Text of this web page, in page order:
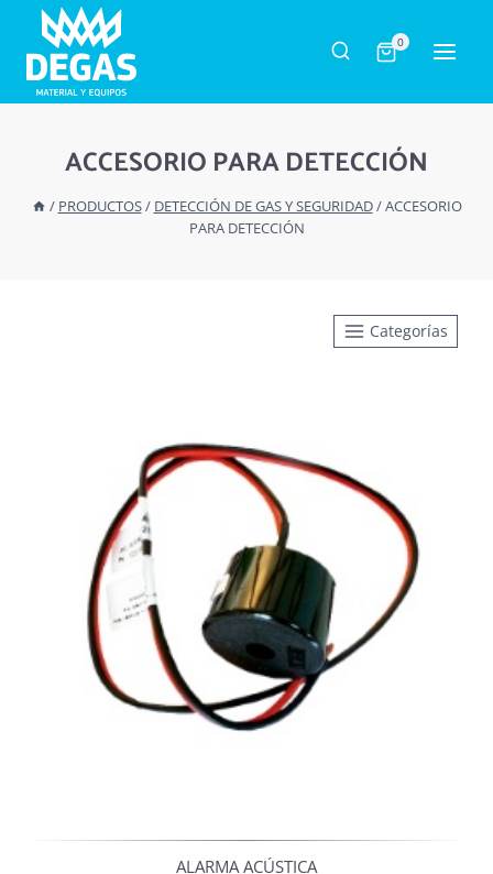
Saltar
contenido
0
ACCESORIO PARA DETECCIÓN
/ PRODUCTOS/ DETECCIÓN DE GAS Y SEGURIDAD/ACCESORIO
PARA DETECCIÓN
Categorías
ALARMA ACÚSTICA